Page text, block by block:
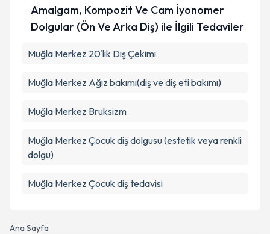
Ana Sayfa
Amalgam, Kompozit Ve Cam İyonomer
Dolgular (Ön Ve Arka Diş) ile İlgili Tedaviler
Muğla Merkez 20'lik Diş Çekimi
Muğla Merkez Ağız bakımı(diş ve diş eti bakımı)
Muğla Merkez Bruksizm
Muğla Merkez Çocuk diş dolgusu (estetik veya renkli
dolgu)
Muğla Merkez Çocuk diş tedavisi